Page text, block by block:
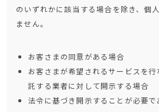
のいずれかに該当する場合を除き、個
ません。
お客さまの同意がある場合
お客さまが希望されるサービスを
託する業者に対して開示する場合
法令に基づき開示することが必要で